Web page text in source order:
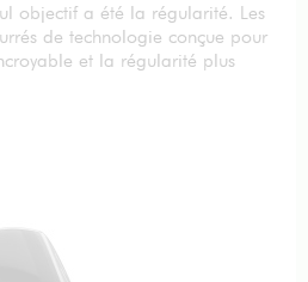
objectif a été la régularité. Les
de technologie conçue pour
et la régularité plus